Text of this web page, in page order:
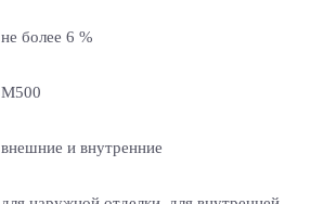
не более 6 %
M500
внешние и внутренние